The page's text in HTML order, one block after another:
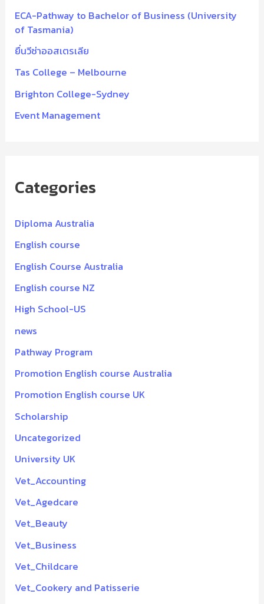
f
o
r
:
ECA-Pathway to Bachelor of Business (University
of Tasmania)
ยื่นวีซ่าออสเตรเลีย
Tas College – Melbourne
Brighton College-Sydney
Event Management
Categories
Diploma Australia
English course
English Course Australia
English course NZ
High School-US
news
Pathway Program
Promotion English course Australia
Promotion English course UK
Scholarship
Uncategorized
University UK
Vet_Accounting
Vet_Agedcare
Vet_Beauty
Vet_Business
Vet_Childcare
Vet_Cookery and Patisserie